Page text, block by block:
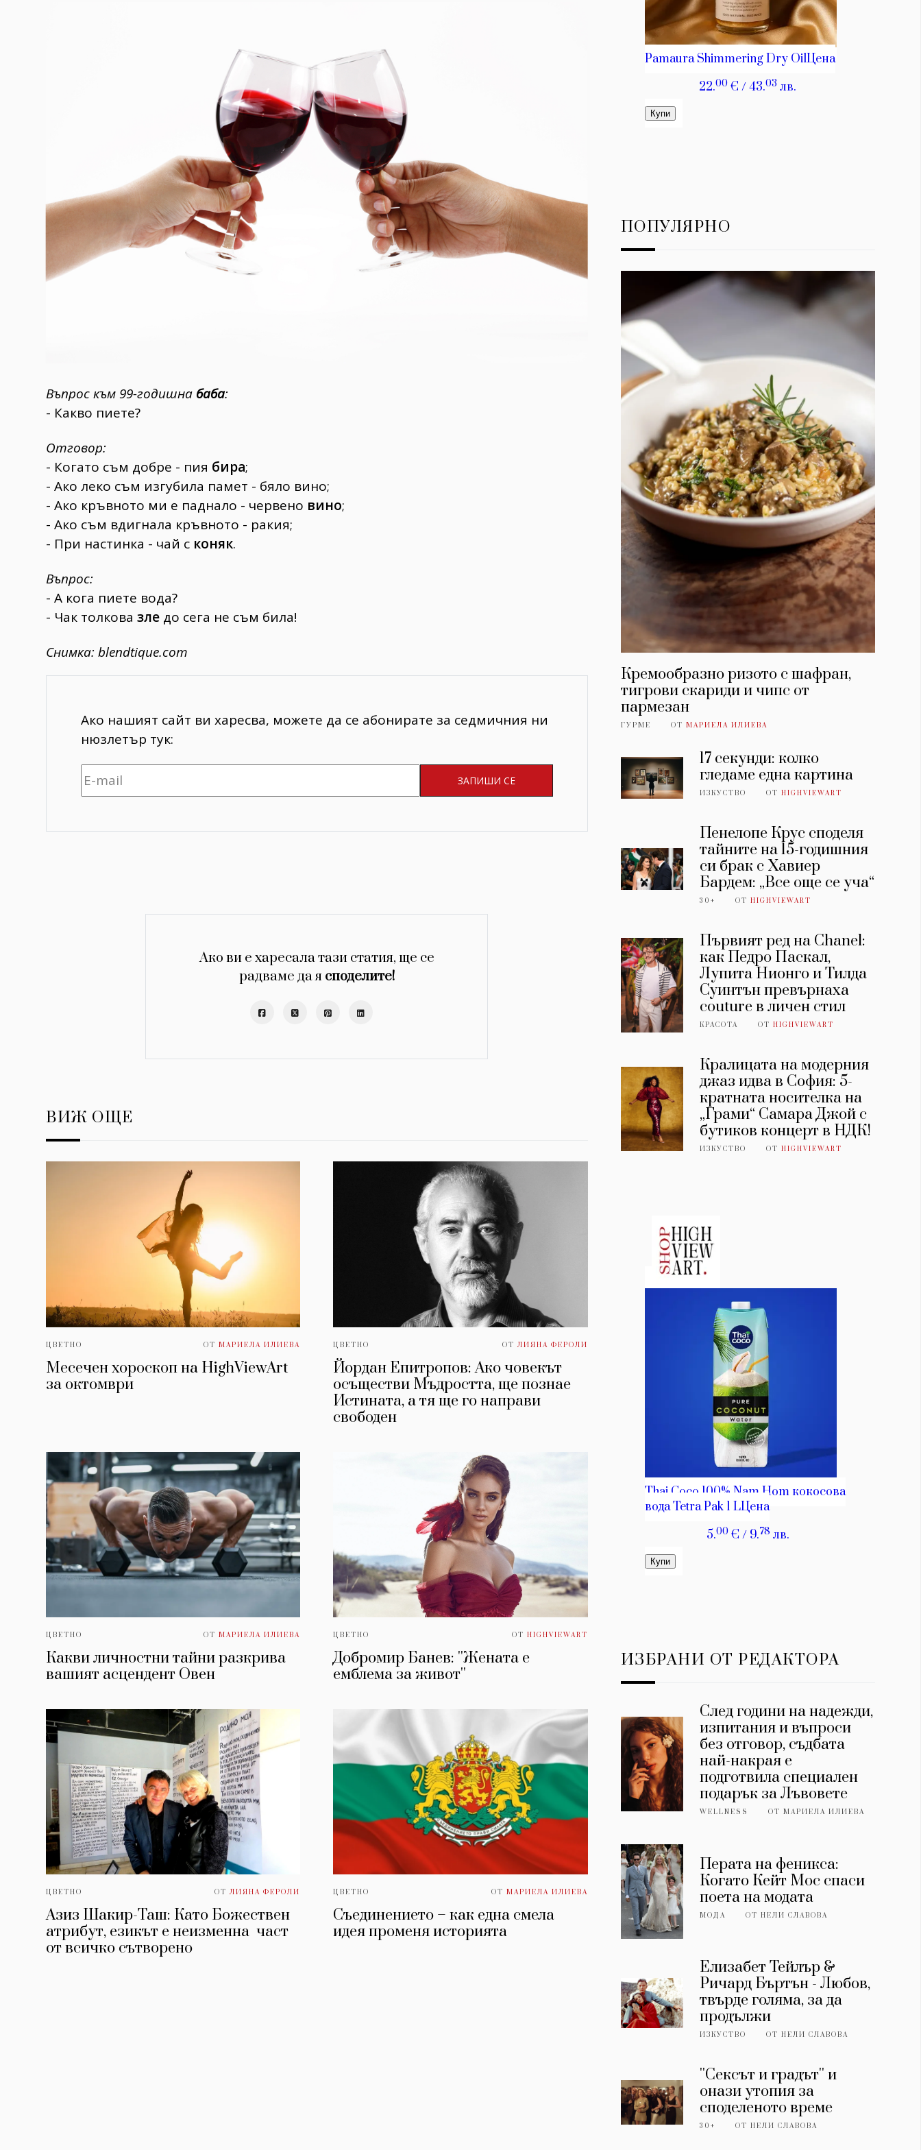
ПОСЛЕДВАЙТЕ
Въпрос към 99-годишна баба:
- Какво пиете?
Отговор:
- Когато съм добре - пия бира;
- Ако леко съм изгубила памет - бяло вино;
- Ако кръвното ми е паднало - червено вино;
- Ако съм вдигнала кръвното - ракия;
- При настинка - чай с коняк.
Въпрос:
- А кога пиете вода?
- Чак толкова зле до сега не съм била!
Снимка: blendtique.com
Ако нашият сайт ви харесва, можете да се абонирате за седмичния ни
нюзлетър тук:
Ако ви е харесала тази статия, ще се
радваме да я споделите!
ВИЖ ОЩЕ
ЦВЕТНО ОТМАРИЕЛА ИЛИЕВА
Месечен хороскоп на HighViewArt
за oктомври
ЦВЕТНО ОТ ЛИЯНА ФЕРОЛИ
Йордан Епитропов: Ако човекът
осъществи Мъдростта, ще познае
Истината, а тя ще го направи
свободен
ЦВЕТНО ОТМАРИЕЛА ИЛИЕВА
Какви личностни тайни разкрива
вашият асцендент Овен
ЦВЕТНО ОТ HIGHVIEWART
Добромир Банев: ''Жената е
емблема за живот''
ЦВЕТНО ОТЛИЯНА ФЕРОЛИ
Азиз Шакир-Таш: Като Божествен
атрибут, езикът е неизменна част
от всичко сътворено
ЦВЕТНО ОТ МАРИЕЛА ИЛИЕВА
Съединението – как една смела
идея променя историята
ПОПУЛЯРНО
Кремообразно ризото с шафран,
тигрови скариди и чипс от
пармезан
ГУРМЕ ОТ МАРИЕЛА ИЛИЕВА
17 секунди: колко
гледаме една картина
ИЗКУСТВО ОТHIGHVIEWART
Пенелопе Крус споделя
тайните на 15-годишния
си брак с Хавиер
Бардем: „Все още се уча“
30+ ОТHIGHVIEWART
Първият ред на Chanel:
как Педро Паскал,
Лупита Нионго и Тилда
Суинтън превърнаха
couture в личен стил
КРАСОТА ОТHIGHVIEWART
Кралицата на модерния
джаз идва в София: 5-
кратната носителка на
„Грами“ Самара Джой с
бутиков концерт в НДК!
ИЗКУСТВО ОТHIGHVIEWART
ИЗБРАНИ ОТ РЕДАКТОРА
След години на надежди,
изпитания и въпроси
без отговор, съдбата
най-накрая е
подготвила специален
подарък за Лъвовете
WELLNESS ОТМАРИЕЛА ИЛИЕВА
Перата на феникса:
Когато Кейт Мос спаси
поета на модата
МОДА ОТНЕЛИ СЛАВОВА
Елизабет Тейлър &
Ричард Бъртън - Любов,
твърде голяма, за да
продължи
ИЗКУСТВО ОТНЕЛИ СЛАВОВА
''Сексът и градът'' и
онази утопия за
споделеното време
30+ ОТНЕЛИ СЛАВОВА